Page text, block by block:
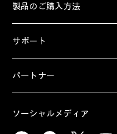
製品のご購入方法
サポート
パートナー
ソーシャルメディア